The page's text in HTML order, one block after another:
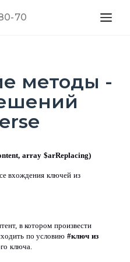
70
методы -
array $arReplacing)
все вхождения ключей из
в котором произвести
по условию #ключ из
ключа.